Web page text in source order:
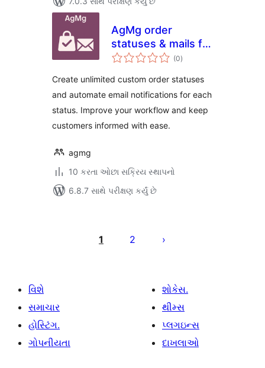
AgMg order
statuses & mails for
Woo
(0કુલ
રેટિંગ્સ
)
Create unlimited custom order statuses
and automate email notifications for each
status. Improve your workflow and keep
customers informed with ease.
agmg
10 કરતા ઓછા સક્રિય સ્થાપનો
6.8.7 સાથે પરીક્ષણ કર્યું છે
1 2
વિશે
સમાચાર
હોસ્ટિંગ.
ગોપનીયતા
શોકેસ.
થીમ્સ
પ્લગઇન્સ
દાખલાઓ